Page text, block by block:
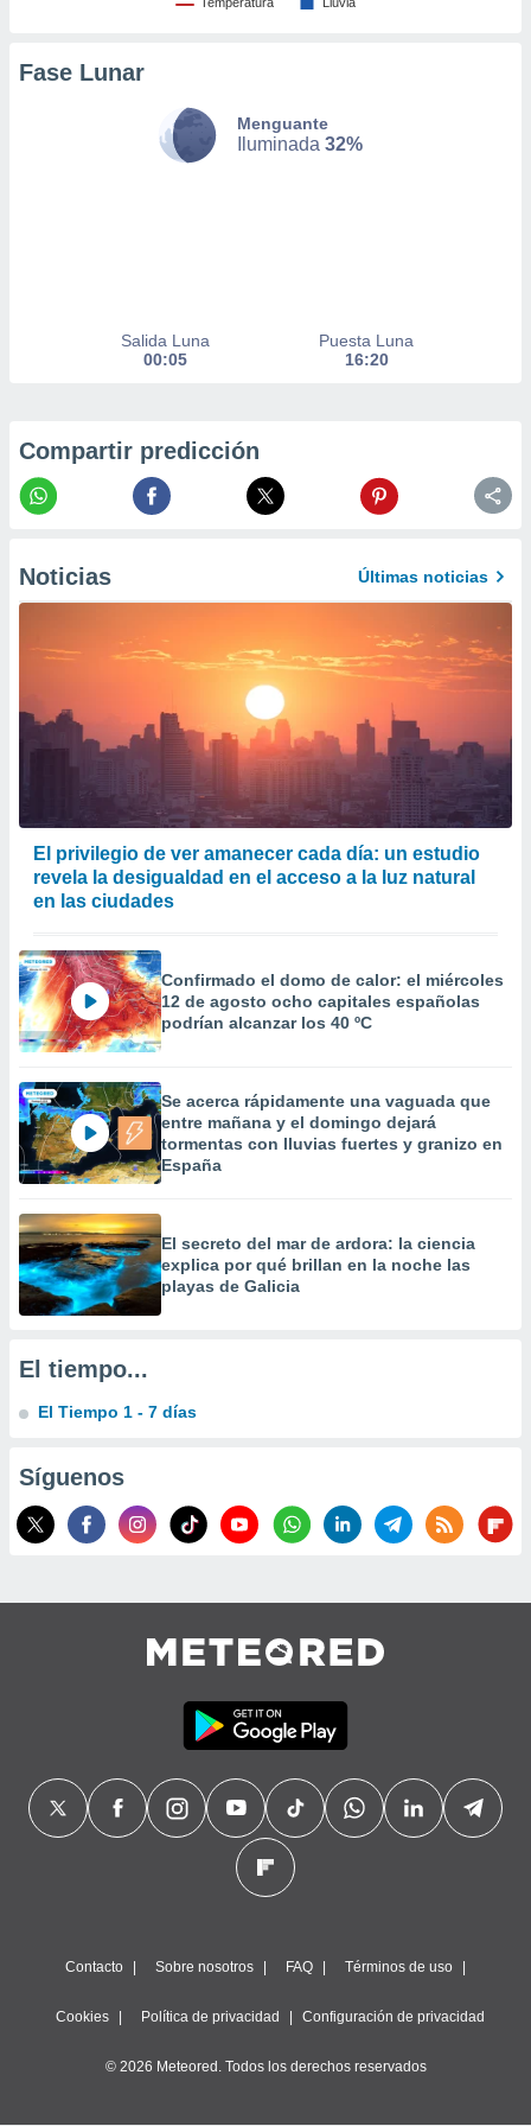
su
u
en
un
o acceder
perfiles
utilizar
crear un
uso de
contenido
medir el
de la
el
del
o a través
de
uso de
con el
de
Fase Lunar
Menguante
Iluminada 32%
Salida Luna
00:05
Puesta Luna
16:20
Compartir predicción
Noticias Últimas noticias
El privilegio de ver amanecer cada día: un estudio
revela la desigualdad en el acceso a la luz natural
en las ciudades
Confirmado el domo de calor: el miércoles
12 de agosto ocho capitales españolas
podrían alcanzar los 40 ºC
Se acerca rápidamente una vaguada que
entre mañana y el domingo dejará
tormentas con lluvias fuertes y granizo en
España
El secreto del mar de ardora: la ciencia
explica por qué brillan en la noche las
playas de Galicia
El tiempo...
El Tiempo 1 - 7 días
Síguenos
Contacto Sobre nosotros FAQ Términos de uso
Cookies Política de privacidad Configuración de privacidad
© 2026 Meteored. Todos los derechos reservados